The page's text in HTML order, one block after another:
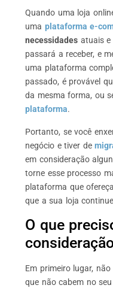
Quando uma loja
uma plataforma e-
necessidades atuais e
passará a receber, e
uma plataforma
passado, é provável
da mesma forma, ou
plataforma.
Portanto, se você
negócio e tiver de
em consideração
torne esse processo
plataforma que
que a sua loja
O que
Em primeiro lugar,
que não cabem no